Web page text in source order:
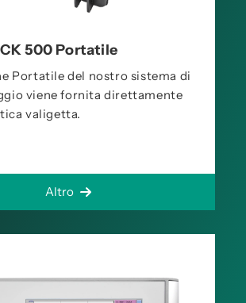
500 Portatile
Portatile del nostro sistema di
viene fornita direttamente
valigetta.
Altro